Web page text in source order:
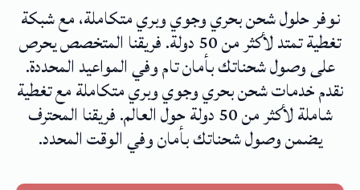
نوفر حلول شحن بحري وجوي وبري متكاملة، مع شبكة
تغطية تمتد لأكثر من 50 دولة. فريقنا المتخصص يحرص
على وصول شحناتك بأمان تام وفي المواعيد المحددة.
نقدم خدمات شحن بحري وجوي وبري متكاملة مع تغطية
شاملة لأكثر من 50 دولة حول العالم. فريقنا المحترف
يضمن وصول شحناتك بأمان وفي الوقت المحدد.